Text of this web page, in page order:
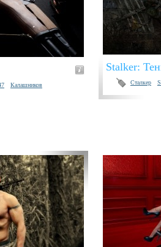
Калашников
Stalker:
Сталкер